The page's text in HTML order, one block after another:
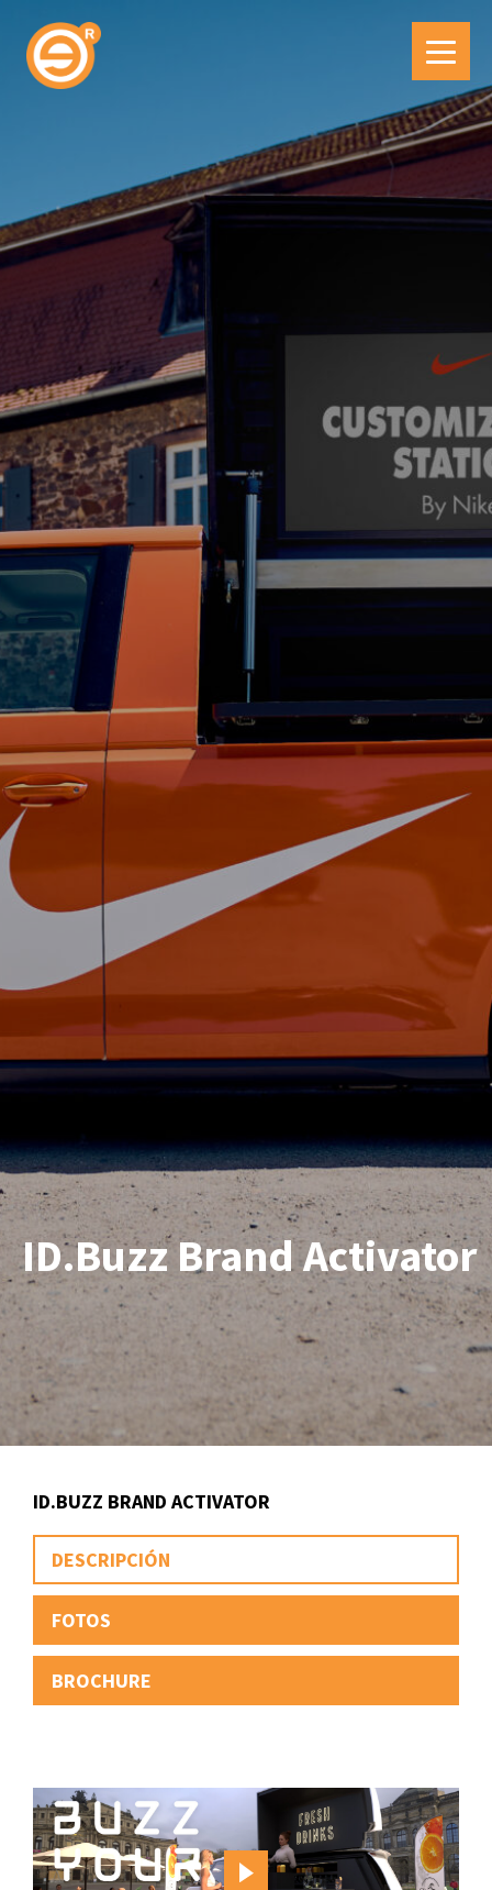
ID.Buzz Brand Activator
ID.BUZZ BRAND ACTIVATOR
DESCRIPCIÓN
FOTOS
BROCHURE